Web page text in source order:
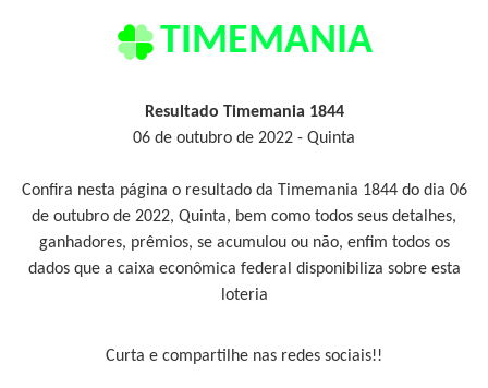
TIMEMANIA
Resultado Timemania 1844
06 de outubro de 2022 - Quinta
Confira nesta página o resultado da Timemania 1844 do dia 06
de outubro de 2022, Quinta, bem como todos seus detalhes,
ganhadores, prêmios, se acumulou ou não, enfim todos os
dados que a caixa econômica federal disponibiliza sobre esta
loteria
Curta e compartilhe nas redes sociais!!